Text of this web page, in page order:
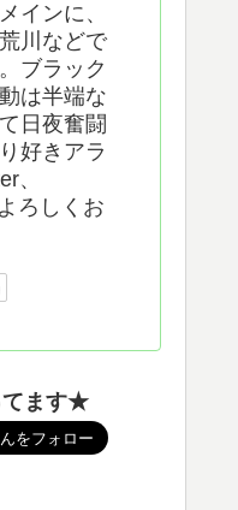
インに、
川などで
ブラック
は半端な
日夜奮闘
好きアラ
、
ろしくお
てます★